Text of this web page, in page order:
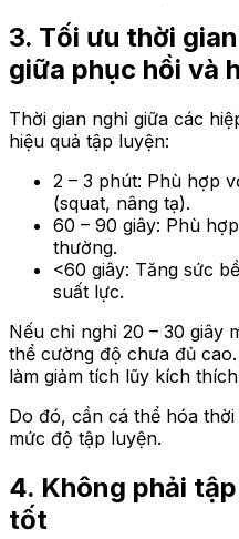
3. Tối ưu thời
giữa phục hồi và
Thời gian nghỉ giữa các
hiệu quả tập luyện:
2 – 3 phút: Phù hợp
(squat, nâng tạ).
60 – 90 giây: Phù
thường.
<60 giây: Tăng sức
suất lực.
Nếu chỉ nghỉ 20 – 30 giây
thể cường độ chưa đủ cao.
làm giảm tích lũy kích thích
Do đó, cần cá thể hóa thời
mức độ tập luyện.
4. Không phải tập
tốt